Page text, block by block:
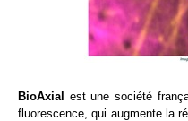
BioAxial
est une société
fluorescence, qui augmente la